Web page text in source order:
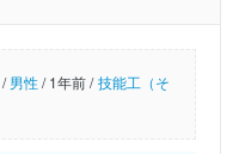
/男性/1年前 / 技能工（そ